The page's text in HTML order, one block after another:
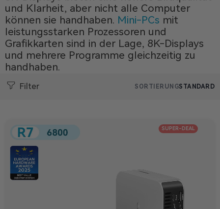
und Klarheit, aber nicht alle Computer
können sie handhaben. Mini-PCs mit
leistungsstarken Prozessoren und
Grafikkarten sind in der Lage, 8K-Displays
und mehrere Programme gleichzeitig zu
handhaben.
Filter SORTIERUNGSTANDARD
SUPER-DEAL